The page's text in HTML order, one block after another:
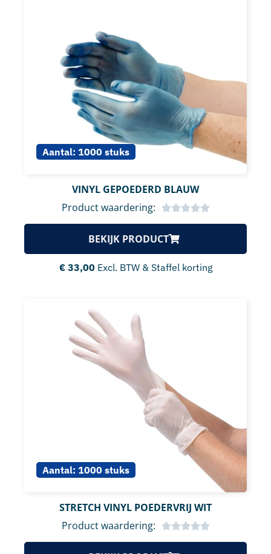
Aantal: 1000 stuks
VINYL GEPOEDERD BLAUW
Product waardering:
BEKIJK PRODUCT
€33,00 Excl. BTW & Staffel korting
Aantal: 1000 stuks
STRETCH VINYL POEDERVRIJ WIT
Product waardering: